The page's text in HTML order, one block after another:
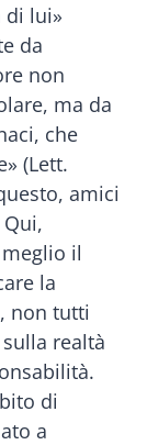
di lui»
da
non
ma da
che
(Lett.
amici
il
la
non tutti
realtà
di
a